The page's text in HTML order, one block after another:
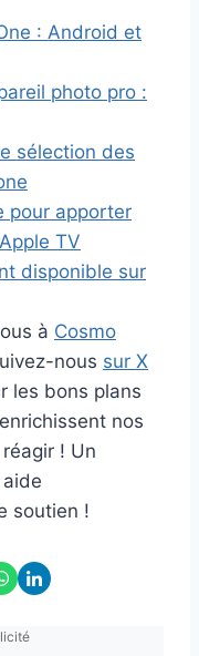
: Android et
photo pro :
sélection des
pour apporter
TV
disponible sur
à Cosmo
nous sur X
les bons plans
nos
! Un
soutien !